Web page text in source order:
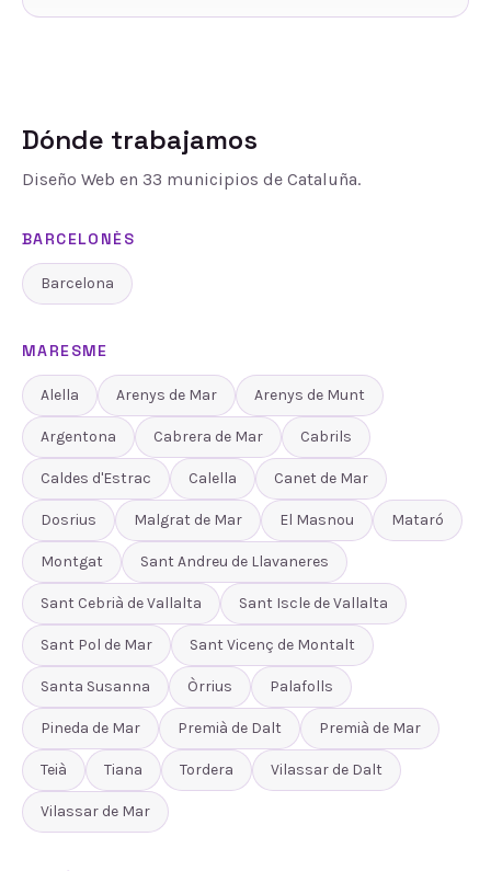
Dónde trabajamos
Diseño Web en 33 municipios de Cataluña.
BARCELONÈS
Barcelona
MARESME
Alella Arenys de Mar Arenys de Munt
Argentona Cabrera de Mar Cabrils
Caldes d'Estrac Calella Canet de Mar
Dosrius Malgrat de Mar El Masnou Mataró
Montgat Sant Andreu de Llavaneres
Sant Cebrià de Vallalta Sant Iscle de Vallalta
Sant Pol de Mar Sant Vicenç de Montalt
Santa Susanna Òrrius Palafolls
Pineda de Mar Premià de Dalt Premià de Mar
Teià Tiana Tordera Vilassar de Dalt
Vilassar de Mar